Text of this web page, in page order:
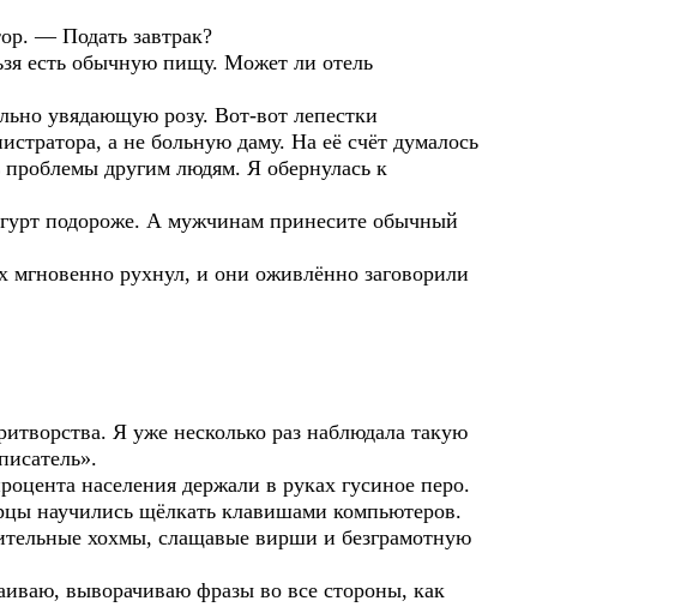
— Подать завтрак?
есть обычную пищу. Может ли отель
увядающую розу. Вот-вот лепестки
а не больную даму. На её счёт думалось
другим людям. Я обернулась к
подороже. А мужчинам принесите обычный
рухнул, и они оживлённо заговорили
Я уже несколько раз наблюдала такую
населения держали в руках гусиное перо.
научились щёлкать клавишами компьютеров.
хохмы, слащавые вирши и безграмотную
выворачиваю фразы во все стороны, как